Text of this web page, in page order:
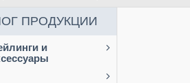
ПРОДУКЦИИ
и